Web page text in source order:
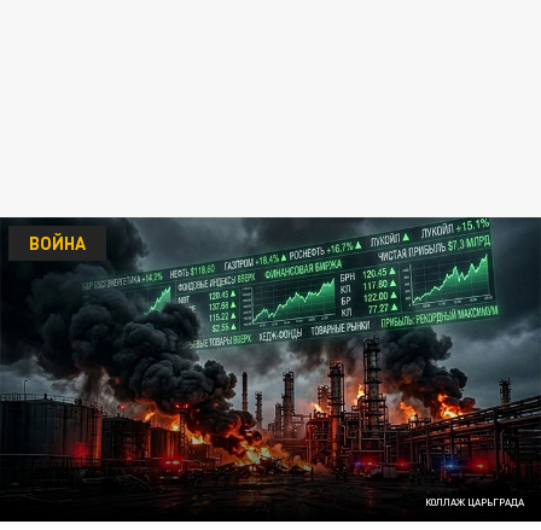
КОЛЛАЖ ЦАРЬГРАДА
ВОЙНА